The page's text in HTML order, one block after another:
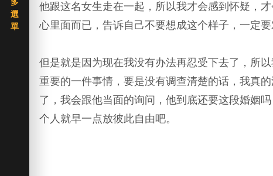
他跟这名女生走在一起，所以我才会感到怀疑，
心里面而已，告诉自己不要想成这个样子，一定要
但是就是因为现在我没有办法再忍受下去了，所
重要的一件事情，要是没有调查清楚的话，我真
了，我会跟他当面的询问，他到底还要这段婚姻
个人就早一点放彼此自由吧。